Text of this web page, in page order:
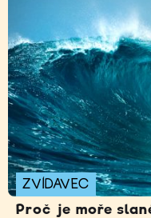
ZVÍDAVEC
Proč je moře